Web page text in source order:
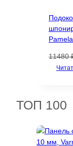
11480
ТОП 100